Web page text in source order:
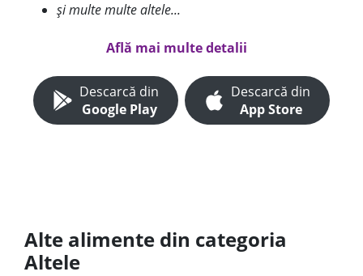
și multe multe altele...
Află mai multe detalii
Descarcă din
Google Play
Descarcă din
App Store
Alte alimente din categoria
Altele